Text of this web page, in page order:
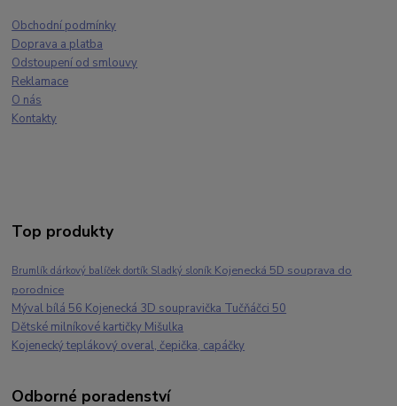
Obchodní podmínky
Doprava a platba
Odstoupení od smlouvy
Reklamace
O nás
Kontakty
Top produkty
Brumlík dárkový balíček dortík Sladký sloník Kojenecká 5D souprava do
porodnice
Mýval bílá 56 Kojenecká 3D soupravička Tučňáčci 50
Dětské milníkové kartičky Mišulka
Kojenecký teplákový overal, čepička, capáčky
Odborné poradenství